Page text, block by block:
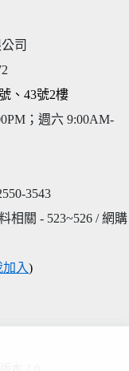
司
、43號2樓
；週六 9:00AM-
3543
相關 - 523~526 / 網購
加入)